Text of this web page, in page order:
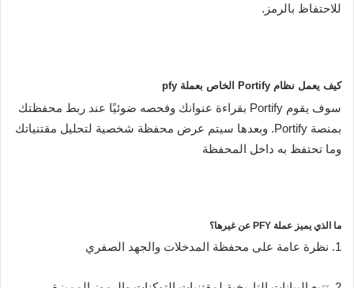
للاحتفاظ بالرمز.
كيف يعمل نظام Portify الخاص بعملة pfy
سوف يقوم Portify بقراءة عنوانك وفحصه ضوئيًا عند ربط محفظتك
بمنصة Portify. وبعدها سيتم عرض محفظة شخصية لتحليل مقتنياتك
وما تحتفظ به داخل المحفظة
ما الذي يميز عملة PFY عن غيرها؟
1. نظرة عامة على محفظة المدخلات والجهد الصفري